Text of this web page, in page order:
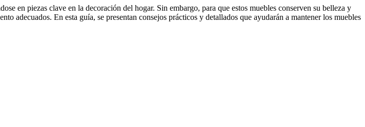
en piezas clave en la decoración del hogar. Sin embargo, para que estos muebles conserven su belleza y
adecuados. En esta guía, se presentan consejos prácticos y detallados que ayudarán a mantener los muebles